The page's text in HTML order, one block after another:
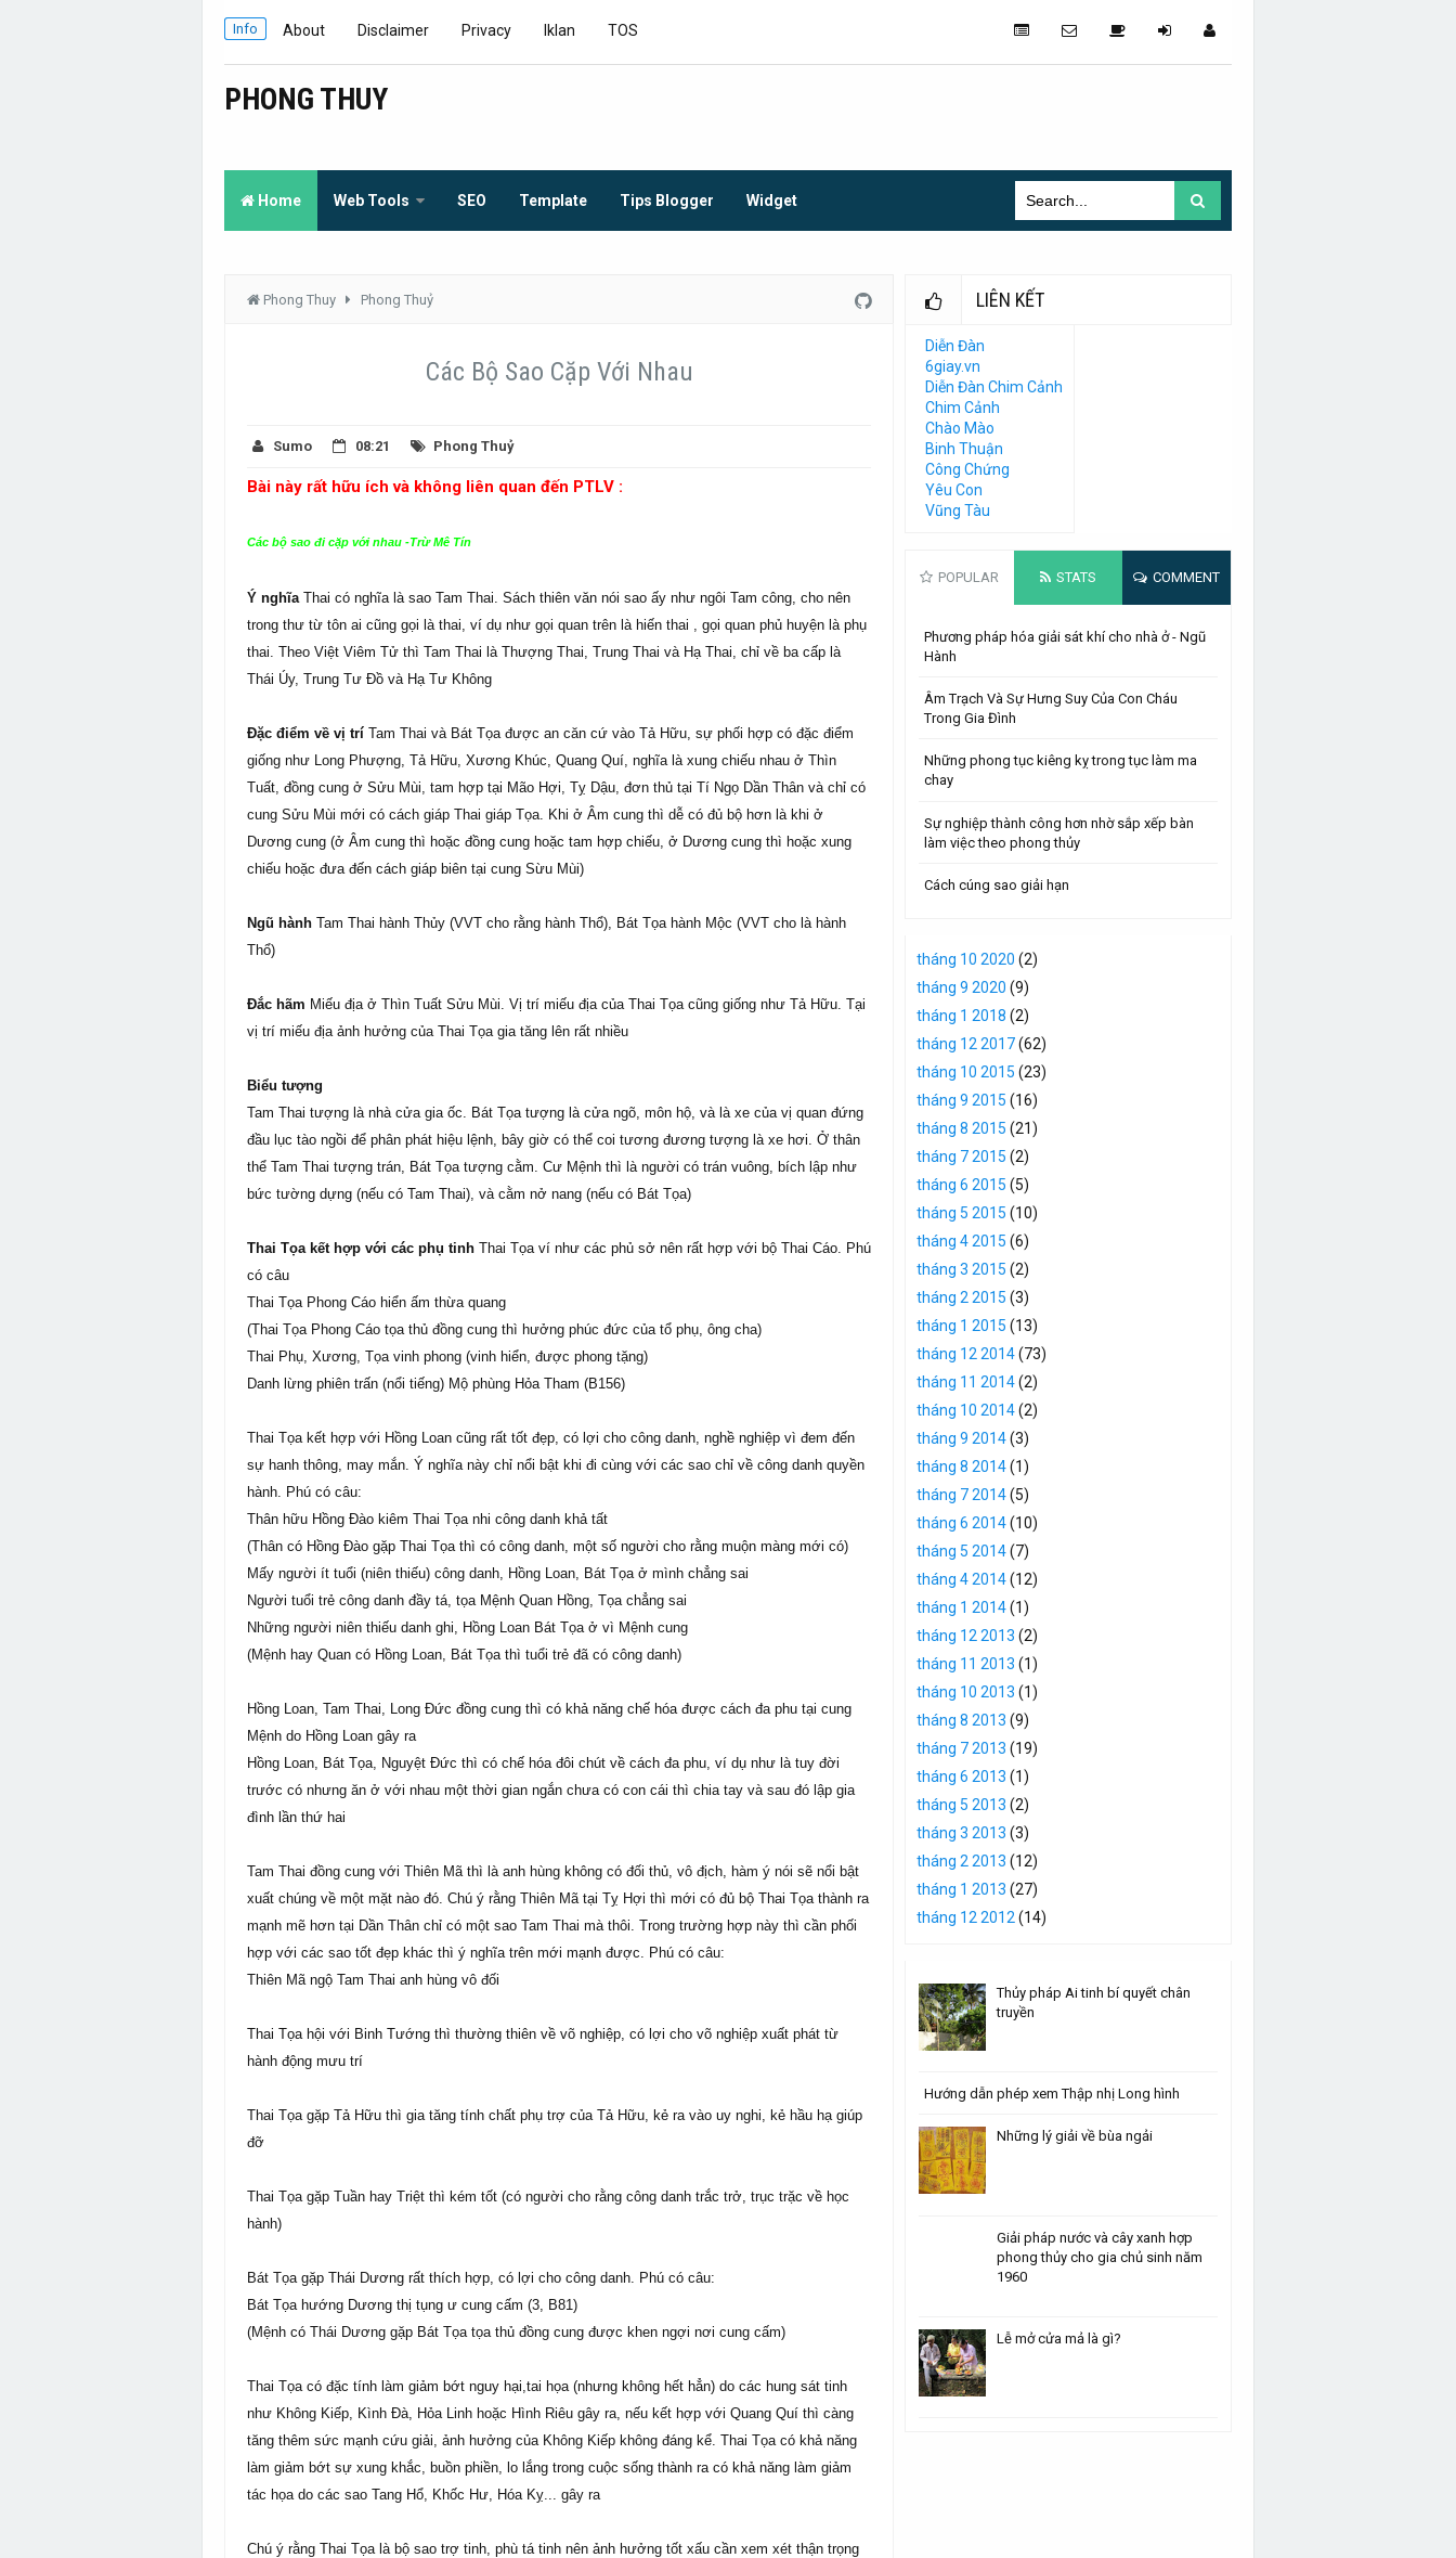
Info About Disclaimer Privacy Iklan TOS
PHONG THUY
Home Web Tools SEO Template Tips Blogger Widget
Phong Thuy Phong Thuỷ
Các Bộ Sao Cặp Với Nhau
Sumo 08:21 Phong Thuỷ
Bài này rất hữu ích và không liên quan đến PTLV :
Các bộ sao đi cặp với nhau -Trừ Mê Tín
Ý nghĩa Thai có nghĩa là sao Tam Thai. Sách thiên văn nói sao ấy như ngôi Tam công, cho nên
trong thư từ tôn ai cũng gọi là thai, ví dụ như gọi quan trên là hiến thai , gọi quan phủ huyện là phụ
thai. Theo Việt Viêm Tử thì Tam Thai là Thượng Thai, Trung Thai và Hạ Thai, chỉ về ba cấp là
Thái Úy, Trung Tư Đồ và Hạ Tư Không
Đặc điểm về vị trí Tam Thai và Bát Tọa được an căn cứ vào Tả Hữu, sự phối hợp có đặc điểm
giống như Long Phượng, Tả Hữu, Xương Khúc, Quang Quí, nghĩa là xung chiếu nhau ở Thìn
Tuất, đồng cung ở Sửu Mùi, tam hợp tại Mão Hợi, Tỵ Dậu, đơn thủ tại Tí Ngọ Dần Thân và chỉ có
cung Sửu Mùi mới có cách giáp Thai giáp Tọa. Khi ở Âm cung thì dễ có đủ bộ hơn là khi ở
Dương cung (ở Âm cung thì hoặc đồng cung hoặc tam hợp chiếu, ở Dương cung thì hoặc xung
chiếu hoặc đưa đến cách giáp biên tại cung Sừu Mùi)
Ngũ hành Tam Thai hành Thủy (VVT cho rằng hành Thổ), Bát Tọa hành Mộc (VVT cho là hành
Thổ)
Đắc hãm Miếu địa ở Thìn Tuất Sửu Mùi. Vị trí miếu địa của Thai Tọa cũng giống như Tả Hữu. Tại
vị trí miếu địa ảnh hưởng của Thai Tọa gia tăng lên rất nhiều
Biểu tượng
Tam Thai tượng là nhà cửa gia ốc. Bát Tọa tượng là cửa ngõ, môn hộ, và là xe của vị quan đứng
đầu lục tào ngồi để phân phát hiệu lệnh, bây giờ có thể coi tương đương tượng là xe hơi. Ở thân
thể Tam Thai tượng trán, Bát Tọa tượng cằm. Cư Mệnh thì là người có trán vuông, bích lập như
bức tường dựng (nếu có Tam Thai), và cằm nở nang (nếu có Bát Tọa)
Thai Tọa kết hợp với các phụ tinh Thai Tọa ví như các phủ sở nên rất hợp với bộ Thai Cáo. Phú
có câu
Thai Tọa Phong Cáo hiển ấm thừa quang
(Thai Tọa Phong Cáo tọa thủ đồng cung thì hưởng phúc đức của tổ phụ, ông cha)
Thai Phụ, Xương, Tọa vinh phong (vinh hiển, được phong tặng)
Danh lừng phiên trấn (nổi tiếng) Mộ phùng Hỏa Tham (B156)
Thai Tọa kết hợp với Hồng Loan cũng rất tốt đẹp, có lợi cho công danh, nghề nghiệp vì đem đến
sự hanh thông, may mắn. Ý nghĩa này chỉ nổi bật khi đi cùng với các sao chỉ về công danh quyền
hành. Phú có câu:
Thân hữu Hồng Đào kiêm Thai Tọa nhi công danh khả tất
(Thân có Hồng Đào gặp Thai Tọa thì có công danh, một số người cho rằng muộn màng mới có)
Mấy người ít tuổi (niên thiếu) công danh, Hồng Loan, Bát Tọa ở mình chẳng sai
Người tuổi trẻ công danh đầy tá, tọa Mệnh Quan Hồng, Tọa chẳng sai
Những người niên thiếu danh ghi, Hồng Loan Bát Tọa ở vì Mệnh cung
(Mệnh hay Quan có Hồng Loan, Bát Tọa thì tuổi trẻ đã có công danh)
Hồng Loan, Tam Thai, Long Đức đồng cung thì có khả năng chế hóa được cách đa phu tại cung
Mệnh do Hồng Loan gây ra
Hồng Loan, Bát Tọa, Nguyệt Đức thì có chế hóa đôi chút về cách đa phu, ví dụ như là tuy đời
trước có nhưng ăn ở với nhau một thời gian ngắn chưa có con cái thì chia tay và sau đó lập gia
đình lần thứ hai
Tam Thai đồng cung với Thiên Mã thì là anh hùng không có đối thủ, vô địch, hàm ý nói sẽ nổi bật
xuất chúng về một mặt nào đó. Chú ý rằng Thiên Mã tại Tỵ Hợi thì mới có đủ bộ Thai Tọa thành ra
mạnh mẽ hơn tại Dần Thân chỉ có một sao Tam Thai mà thôi. Trong trường hợp này thì cần phối
hợp với các sao tốt đẹp khác thì ý nghĩa trên mới mạnh được. Phú có câu:
Thiên Mã ngộ Tam Thai anh hùng vô đối
Thai Tọa hội với Binh Tướng thì thường thiên về võ nghiệp, có lợi cho võ nghiệp xuất phát từ
hành động mưu trí
Thai Tọa gặp Tả Hữu thì gia tăng tính chất phụ trợ của Tả Hữu, kẻ ra vào uy nghi, kẻ hầu hạ giúp
đỡ
Thai Tọa gặp Tuần hay Triệt thì kém tốt (có người cho rằng công danh trắc trở, trục trặc về học
hành)
Bát Tọa gặp Thái Dương rất thích hợp, có lợi cho công danh. Phú có câu:
Bát Tọa hướng Dương thị tụng ư cung cấm (3, B81)
(Mệnh có Thái Dương gặp Bát Tọa tọa thủ đồng cung được khen ngợi nơi cung cấm)
Thai Tọa có đặc tính làm giảm bớt nguy hại,tai họa (nhưng không hết hẳn) do các hung sát tinh
như Không Kiếp, Kình Đà, Hỏa Linh hoặc Hình Riêu gây ra, nếu kết hợp với Quang Quí thì càng
tăng thêm sức mạnh cứu giải, ảnh hưởng của Không Kiếp không đáng kể. Thai Tọa có khả năng
làm giảm bớt sự xung khắc, buồn phiền, lo lắng trong cuộc sống thành ra có khả năng làm giảm
tác họa do các sao Tang Hổ, Khốc Hư, Hóa Kỵ... gây ra
Chú ý rằng Thai Tọa là bộ sao trợ tinh, phù tá tinh nên ảnh hưởng tốt xấu cần xem xét thận trọng
LIÊN KẾT
Diễn Đàn
6giay.vn
Diễn Đàn Chim Cảnh
Chim Cảnh
Chào Mào
Binh Thuận
Công Chứng
Yêu Con
Vũng Tàu
POPULAR STATS COMMENT
Phương pháp hóa giải sát khí cho nhà ở - Ngũ
Hành
Âm Trạch Và Sự Hưng Suy Của Con Cháu
Trong Gia Đình
Những phong tục kiêng kỵ trong tục làm ma
chay
Sự nghiệp thành công hơn nhờ sắp xếp bàn
làm việc theo phong thủy
Cách cúng sao giải hạn
tháng 10 2020 (2)
tháng 9 2020 (9)
tháng 1 2018 (2)
tháng 12 2017(62)
tháng 10 2015 (23)
tháng 9 2015 (16)
tháng 8 2015 (21)
tháng 7 2015 (2)
tháng 6 2015 (5)
tháng 5 2015 (10)
tháng 4 2015 (6)
tháng 3 2015 (2)
tháng 2 2015 (3)
tháng 1 2015 (13)
tháng 12 2014(73)
tháng 11 2014(2)
tháng 10 2014(2)
tháng 9 2014(3)
tháng 8 2014(1)
tháng 7 2014(5)
tháng 6 2014(10)
tháng 5 2014(7)
tháng 4 2014(12)
tháng 1 2014(1)
tháng 12 2013 (2)
tháng 11 2013 (1)
tháng 10 2013 (1)
tháng 8 2013 (9)
tháng 7 2013 (19)
tháng 6 2013 (1)
tháng 5 2013 (2)
tháng 3 2013 (3)
tháng 2 2013 (12)
tháng 1 2013 (27)
tháng 12 2012(14)
Thủy pháp Ai tinh bí quyết chân
truyền
Hướng dẫn phép xem Thập nhị Long hình
Những lý giải về bùa ngải
Giải pháp nước và cây xanh hợp
phong thủy cho gia chủ sinh năm
1960
Lễ mở cửa mả là gì?